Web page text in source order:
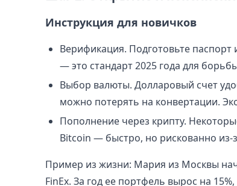
Инструкция для новичков
Верификация. Подготовьте паспорт
— это стандарт 2025 года для
Выбор валюты. Долларовый счет
можно потерять на конвертации.
Пополнение через крипту.
Bitcoin — быстро, но рискованно из-
Пример из жизни: Мария из Москвы
FinEx. За год ее портфель вырос на